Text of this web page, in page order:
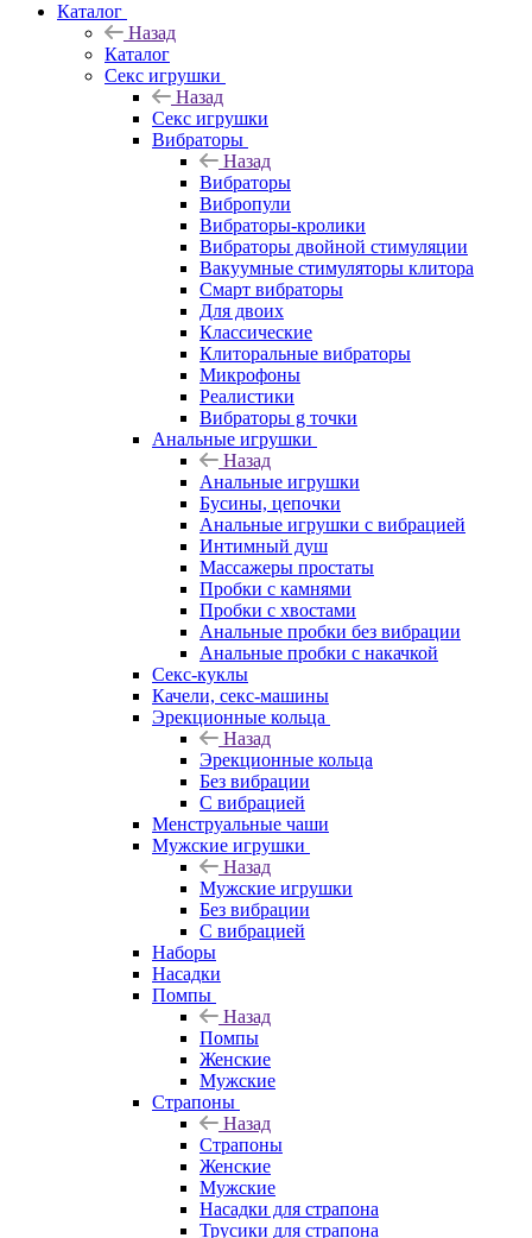
Каталог
Назад
Каталог
Секс игрушки
Назад
Секс игрушки
Вибраторы
Назад
Вибраторы
Вибропули
Вибраторы-кролики
Вибраторы двойной стимуляции
Вакуумные стимуляторы клитора
Смарт вибраторы
Для двоих
Классические
Клиторальные вибраторы
Микрофоны
Реалистики
Вибраторы g точки
Анальные игрушки
Назад
Анальные игрушки
Бусины, цепочки
Анальные игрушки с вибрацией
Интимный душ
Массажеры простаты
Пробки с камнями
Пробки с хвостами
Анальные пробки без вибрации
Анальные пробки с накачкой
Секс-куклы
Качели, секс-машины
Эрекционные кольца
Назад
Эрекционные кольца
Без вибрации
С вибрацией
Менструальные чаши
Мужские игрушки
Назад
Мужские игрушки
Без вибрации
С вибрацией
Наборы
Насадки
Помпы
Назад
Помпы
Женские
Мужские
Страпоны
Назад
Страпоны
Женские
Мужские
Насадки для страпона
Трусики для страпона